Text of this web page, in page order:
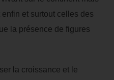
et surtout celles des
la présence de figures
la croissance et le